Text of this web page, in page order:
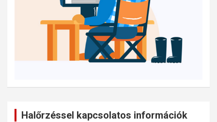
Halőrzéssel kapcsolatos információk